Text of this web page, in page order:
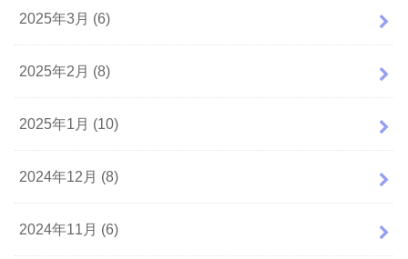
2025年3月 (6)
2025年2月 (8)
2025年1月 (10)
2024年12月 (8)
2024年11月 (6)